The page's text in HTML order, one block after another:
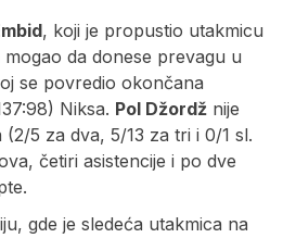
, koji je propustio utakmicu
da donese prevagu u
se povredio okončana
Niksa. Pol Džordž nije
5 za dva, 5/13 za tri i 0/1 sl.
četiri asistencije i po dve
gde je sledeća utakmica na